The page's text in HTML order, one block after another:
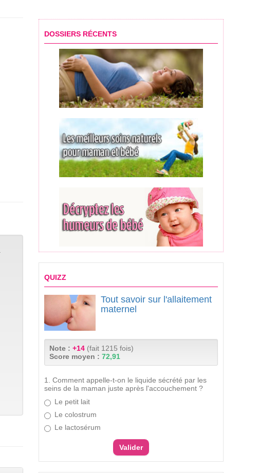
DOSSIERS RÉCENTS
QUIZZ
Tout savoir sur l'allaitement
maternel
Note : +14 (fait 1215 fois)
Score moyen : 72,91
1. Comment appelle-t-on le liquide sécrété par les
seins de la maman juste après l'accouchement ?
Le petit lait
Le colostrum
Le lactosérum